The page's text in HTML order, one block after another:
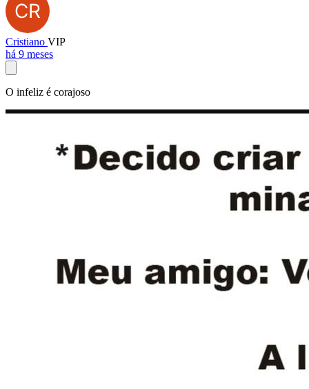
Cristiano VIP
há 9 meses
O infeliz é corajoso